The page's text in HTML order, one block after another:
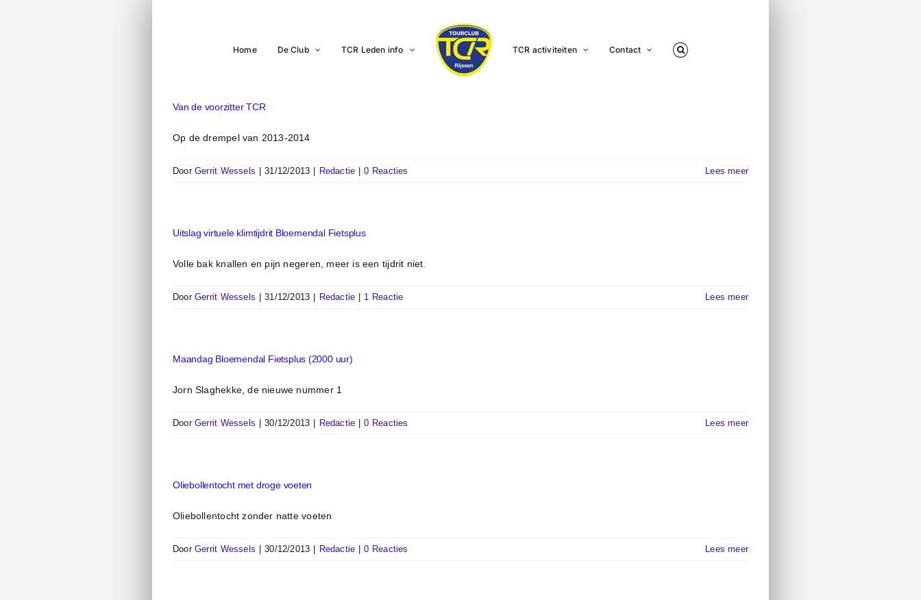
Home De Club TCR Leden info TCR activiteiten Contact
Van de voorzitter TCR
Op de drempel van 2013-2014
DoorGerrit Wessels 31/12/2013 Redactie 0 Reacties Lees meer
Uitslag virtuele klimtijdrit Bloemendal Fietsplus
Volle bak knallen en pijn negeren, meer is een tijdrit niet.
DoorGerrit Wessels 31/12/2013 Redactie 1 Reactie Lees meer
Maandag Bloemendal Fietsplus (2000 uur)
Jorn Slaghekke, de nieuwe nummer 1
DoorGerrit Wessels 30/12/2013 Redactie 0 Reacties Lees meer
Oliebollentocht met droge voeten
Oliebollentocht zonder natte voeten
DoorGerrit Wessels 30/12/2013 Redactie 0 Reacties Lees meer